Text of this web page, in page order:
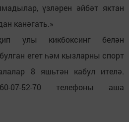
үзләрен әйбәт яктан
канәгать.»
улы кикбоксинг белән
егет һәм кызларны спорт
8 яшьтән кабул ителә.
07-52-70 телефоны аша